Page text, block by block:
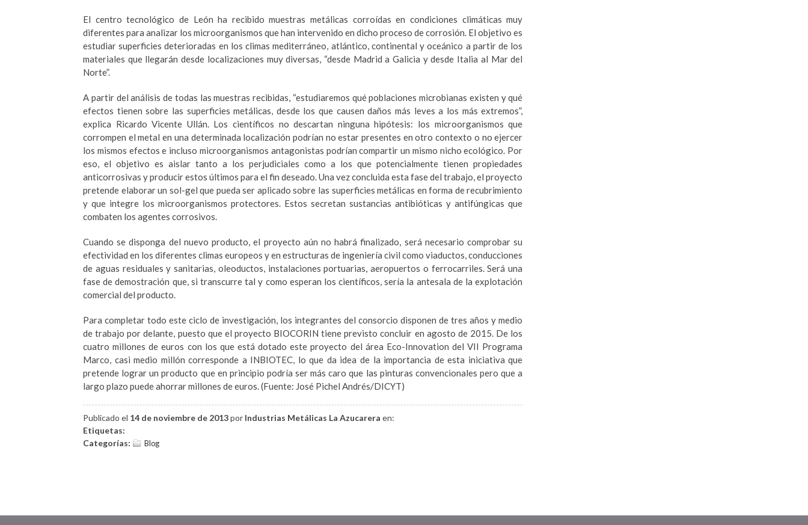
El centro tecnológico de León ha recibido muestras metálicas corroídas en condiciones climáticas muy
diferentes para analizar los microorganismos que han intervenido en dicho proceso de corrosión. El objetivo es
estudiar superficies deterioradas en los climas mediterráneo, atlántico, continental y oceánico a partir de los
materiales que llegarán desde localizaciones muy diversas, “desde Madrid a Galicia y desde Italia al Mar del
Norte”.
A partir del análisis de todas las muestras recibidas, “estudiaremos qué poblaciones microbianas existen y qué
efectos tienen sobre las superficies metálicas, desde los que causen daños más leves a los más extremos”,
explica Ricardo Vicente Ullán. Los científicos no descartan ninguna hipótesis: los microorganismos que
corrompen el metal en una determinada localización podrían no estar presentes en otro contexto o no ejercer
los mismos efectos e incluso microorganismos antagonistas podrían compartir un mismo nicho ecológico. Por
eso, el objetivo es aislar tanto a los perjudiciales como a los que potencialmente tienen propiedades
anticorrosivas y producir estos últimos para el fin deseado. Una vez concluida esta fase del trabajo, el proyecto
pretende elaborar un sol-gel que pueda ser aplicado sobre las superficies metálicas en forma de recubrimiento
y que integre los microorganismos protectores. Estos secretan sustancias antibióticas y antifúngicas que
combaten los agentes corrosivos.
Cuando se disponga del nuevo producto, el proyecto aún no habrá finalizado, será necesario comprobar su
efectividad en los diferentes climas europeos y en estructuras de ingeniería civil como viaductos, conducciones
de aguas residuales y sanitarias, oleoductos, instalaciones portuarias, aeropuertos o ferrocarriles. Será una
fase de demostración que, si transcurre tal y como esperan los científicos, sería la antesala de la explotación
comercial del producto.
Para completar todo este ciclo de investigación, los integrantes del consorcio disponen de tres años y medio
de trabajo por delante, puesto que el proyecto BIOCORIN tiene previsto concluir en agosto de 2015. De los
cuatro millones de euros con los que está dotado este proyecto del área Eco-Innovation del VII Programa
Marco, casi medio millón corresponde a INBIOTEC, lo que da idea de la importancia de esta iniciativa que
pretende lograr un producto que en principio podría ser más caro que las pinturas convencionales pero que a
largo plazo puede ahorrar millones de euros. (Fuente: José Pichel Andrés/DICYT)
Publicado el 14 de noviembre de 2013por Industrias Metálicas La Azucarera en:
Etiquetas:
Categorías:
Blog